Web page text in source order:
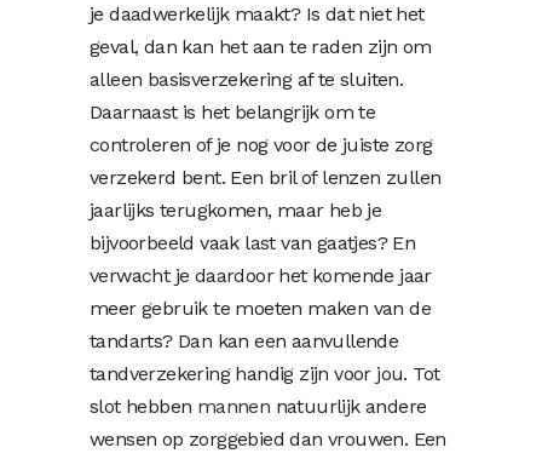
je daadwerkelijk maakt? Is dat niet het
geval, dan kan het aan te raden zijn om
alleen basisverzekering af te sluiten.
Daarnaast is het belangrijk om te
controleren of je nog voor de juiste zorg
verzekerd bent. Een bril of lenzen zullen
jaarlijks terugkomen, maar heb je
bijvoorbeeld vaak last van gaatjes? En
verwacht je daardoor het komende jaar
meer gebruik te moeten maken van de
tandarts? Dan kan een aanvullende
tandverzekering handig zijn voor jou. Tot
slot hebben mannen natuurlijk andere
wensen op zorggebied dan vrouwen. Een